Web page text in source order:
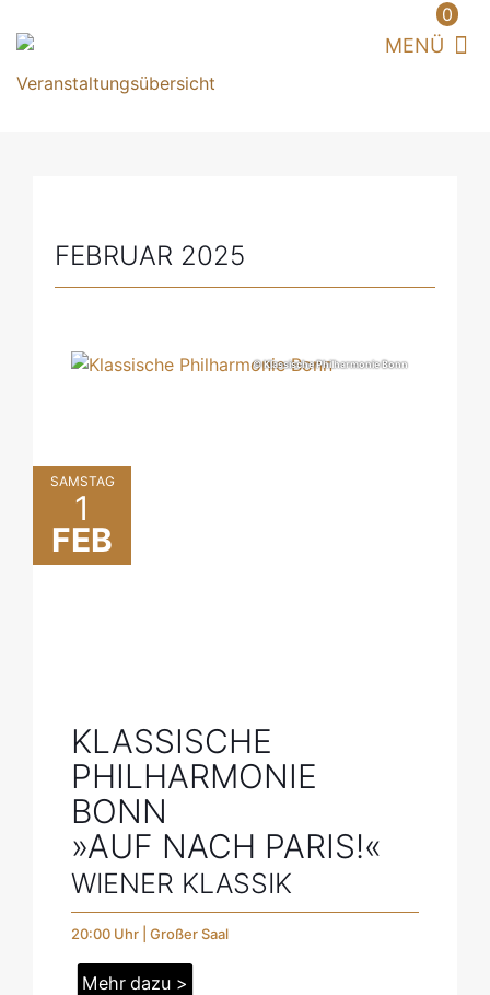
0
FEBRUAR 2025
SAMSTAG
1
FEB
© Klassische Philharmonie Bonn
KLASSISCHE
PHILHARMONIE
BONN
»AUF NACH PARIS!«
WIENER KLASSIK
20:00 Uhr | Großer Saal
Mehr dazu >